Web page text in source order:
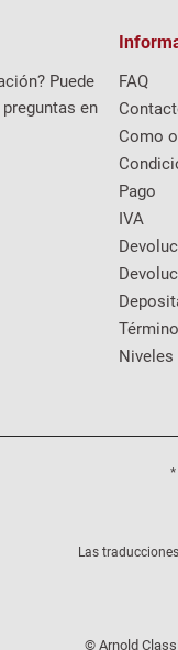
Puede
en
FAQ
Como
Pago
IVA
Niveles
*
Las
© Arnold